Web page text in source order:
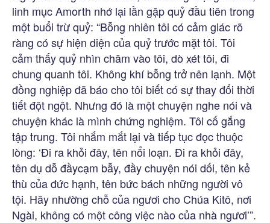
linh mục Amorth nhớ lại lần gặp quỷ đầu tiên trong
một buổi trừ quỷ: “Bỗng nhiên tôi có cảm giác rõ
ràng có sự hiện diện của quỷ trước mặt tôi. Tôi
cảm thấy quỷ nhìn chăm vào tôi, dò xét tôi, đi
chung quanh tôi. Không khí bỗng trở nên lạnh. Một
đồng nghiệp đã báo cho tôi biết có sự thay đổi thời
tiết đột ngột. Nhưng đó là một chuyện nghe nói và
chuyện khác là mình chứng nghiệm. Tôi cố gắng
tập trung. Tôi nhắm mắt lại và tiếp tục đọc thuộc
lòng: ‘Đi ra khỏi đây, tên nổi loạn. Đi ra khỏi đây,
tên dụ dỗ đầycạm bẫy, đầy chuyện nói dối, tên kẻ
thù của đức hạnh, tên bức bách những người vô
tội. Hãy nhường chỗ của ngươi cho Chúa Kitô, nơi
Ngài, không có một công việc nào của nhà ngươi’”.